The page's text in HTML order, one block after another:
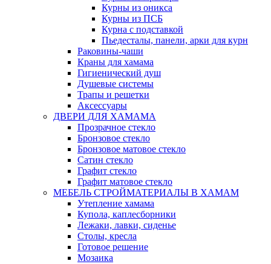
Курны из оникса
Курны из ПСБ
Курна с подставкой
Пьедесталы, панели, арки для курн
Раковины-чаши
Краны для хамама
Гигиенический душ
Душевые системы
Трапы и решетки
Аксессуары
ДВЕРИ ДЛЯ ХАМАМА
Прозрачное стекло
Бронзовое стекло
Бронзовое матовое стекло
Сатин стекло
Графит стекло
Графит матовое стекло
МЕБЕЛЬ СТРОЙМАТЕРИАЛЫ В ХАМАМ
Утепление хамама
Купола, каплесборники
Лежаки, лавки, сиденье
Столы, кресла
Готовое решение
Мозаика